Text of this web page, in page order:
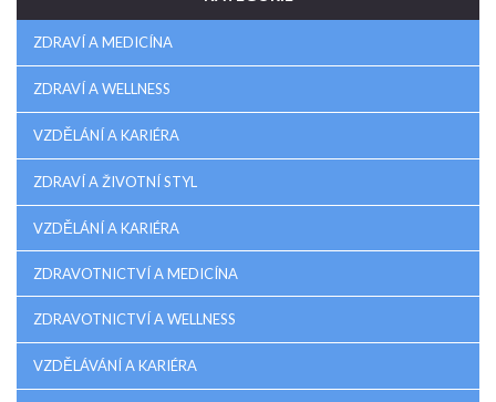
ZDRAVÍ A MEDICÍNA
ZDRAVÍ A WELLNESS
VZDĚLÁNÍ A KARIÉRA
ZDRAVÍ A ŽIVOTNÍ STYL
VZDĚLÁNÍ A KARIÉRA
ZDRAVOTNICTVÍ A MEDICÍNA
ZDRAVOTNICTVÍ A WELLNESS
VZDĚLÁVÁNÍ A KARIÉRA